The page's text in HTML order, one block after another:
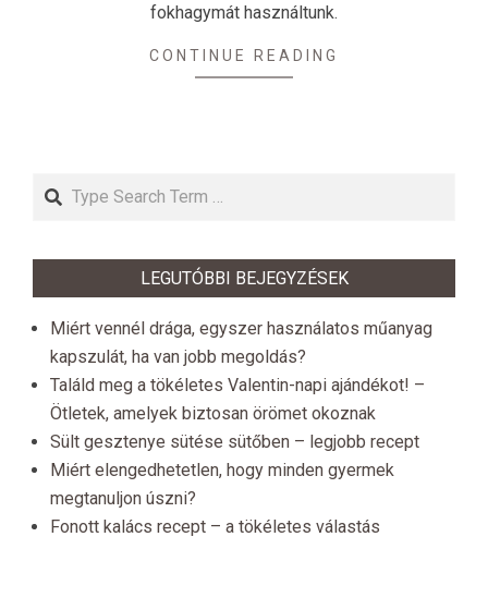
fokhagymát használtunk.
CONTINUE READING
Search
LEGUTÓBBI BEJEGYZÉSEK
Miért vennél drága, egyszer használatos műanyag
kapszulát, ha van jobb megoldás?
Találd meg a tökéletes Valentin-napi ajándékot! –
Ötletek, amelyek biztosan örömet okoznak
Sült gesztenye sütése sütőben – legjobb recept
Miért elengedhetetlen, hogy minden gyermek
megtanuljon úszni?
Fonott kalács recept – a tökéletes válastás